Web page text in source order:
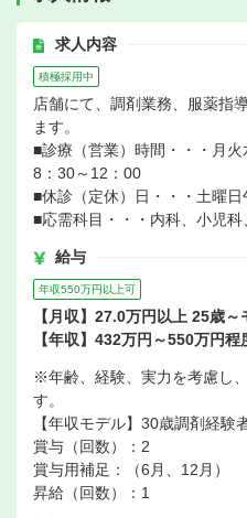
求人内容
積極採用中
店舗にて、調剤業務、服薬指
ます。
■診療（営業）時間・・・月
8：30～12：00
■休診（定休）日・・・土曜
■応需科目・・・内科、小児
給与
年収550万円以上可
【月収】27.0万円以上 25歳～
【年収】432万円～550万円
※年齢、経験、実力を考慮し
す。
【年収モデル】30歳調剤経験
賞与（回数）：2
賞与用補足：（6月、12月）
昇給（回数）：1